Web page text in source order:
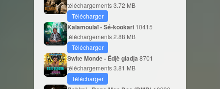
téléchargements3.72 MB
Télécharger
Kalamoulaï - Sé-kookari 10415
téléchargements2.88 MB
Télécharger
Swite Monde - Édjè gladja 8701
téléchargements3.81 MB
Télécharger